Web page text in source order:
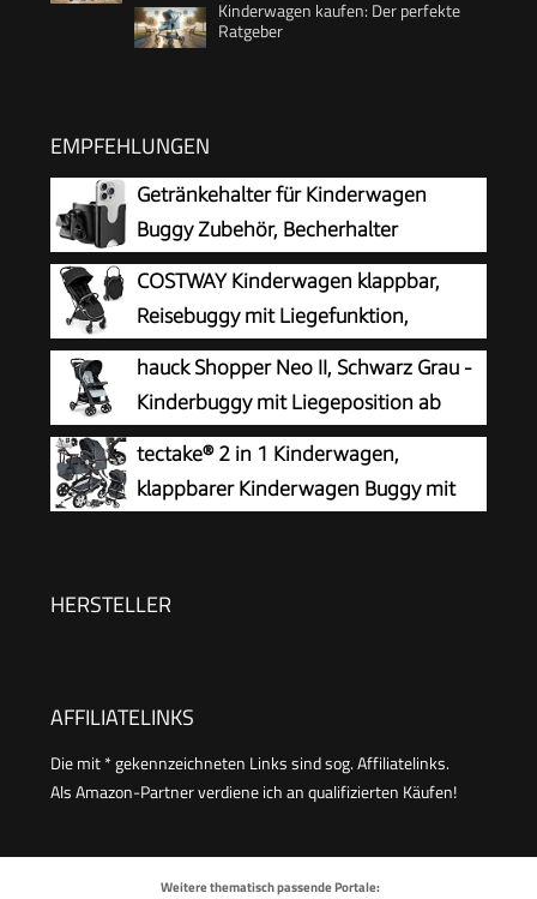
Kinderwagen kaufen: Der perfekte
Ratgeber
EMPFEHLUNGEN
Getränkehalter für Kinderwagen
Buggy Zubehör, Becherhalter
Kinderwagen
COSTWAY Kinderwagen klappbar,
Reisebuggy mit Liegefunktion,
Kinderbuggy tragbar mit verstellbarer
Rückenlehne, Verdeck & Fußstütze, Babywagen
mit Sicherheitsgurt bis 15 kg Belastbar (Schwarz)
hauck Shopper Neo II, Schwarz Grau -
Kinderbuggy mit Liegeposition ab
Geburt bis 22 kg, 2x Tablett mit
Getränkehalter, Einhändig Klein
Zusammenklappbar, Tasche im Verdeck, XL Korb
tectake® 2 in 1 Kinderwagen,
klappbarer Kinderwagen Buggy mit
und Regenschutz - Anthrazit
HERSTELLER
AFFILIATELINKS
Die mit * gekennzeichneten Links sind sog. Affiliatelinks.
Als Amazon-Partner verdiene ich an qualifizierten Käufen!
Weitere thematisch passende Portale: